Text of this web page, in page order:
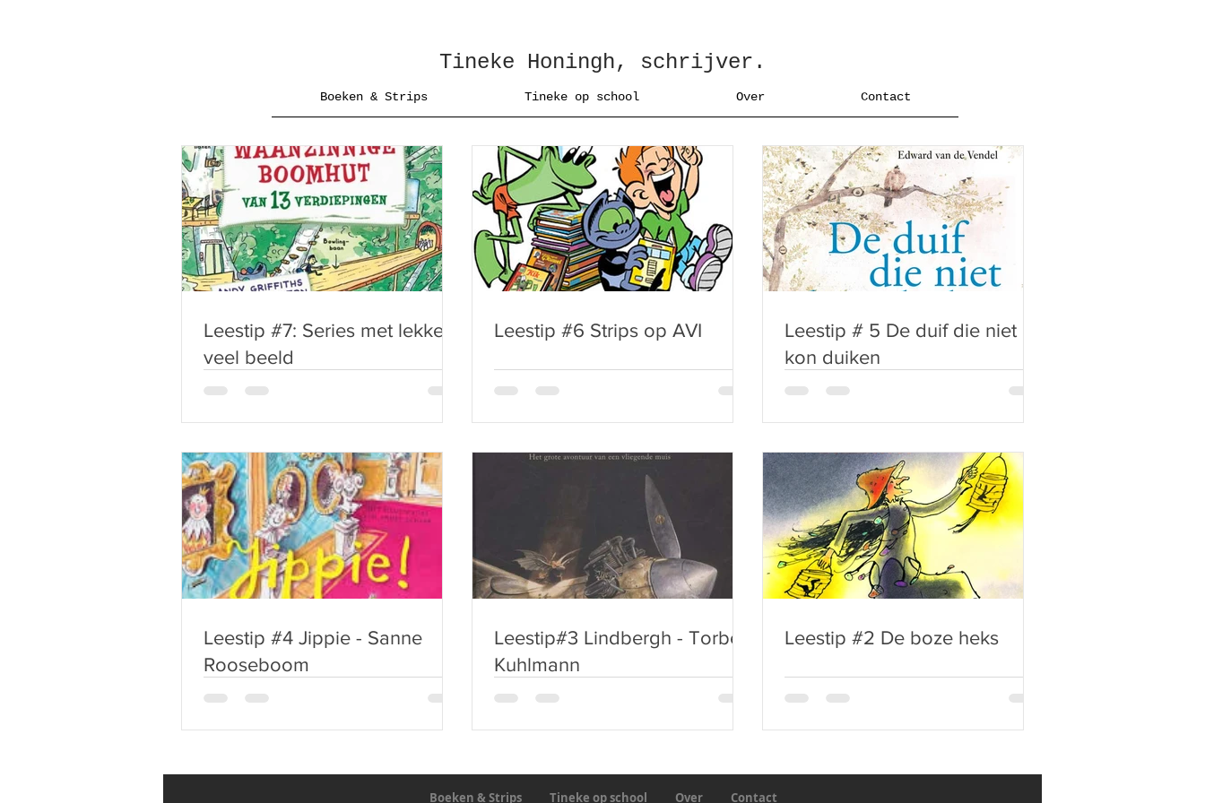
Tineke Honingh, schrijver.
Boeken & Strips Tineke op school Over Contact
Leestip #7: Series met lekker
veel beeld
Leestip #6 Strips op AVI
Leestip # 5 De duif die niet
kon duiken
Leestip #4 Jippie - Sanne
Rooseboom
Leestip#3 Lindbergh - Torben
Kuhlmann
Leestip #2 De boze heks
Boeken & Strips Tineke op school Over Contact